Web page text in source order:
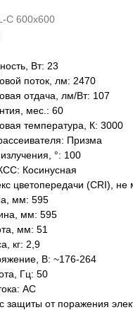
C 600x600
Вт: 23
поток, лм: 2470
отдача, лм/Вт: 107
мес.: 60
температура, К: 3000
Призма
°: 100
Косинусная
цветопередачи (CRI), не
мм: 595
мм: 595
мм: 51
кг: 2,9
В: ~176-264
Гц: 50
AC
защиты от поражения